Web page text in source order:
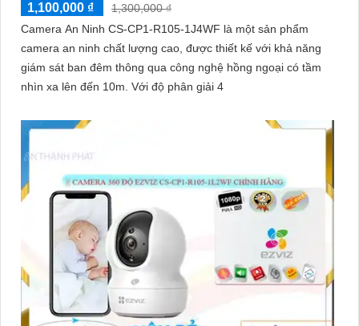
1,100,000 ₫
1,300,000 ₫
Camera An Ninh CS-CP1-R105-1J4WF là một sản phẩm
camera an ninh chất lượng cao, được thiết kế với khả năng
giám sát ban đêm thông qua công nghệ hồng ngoại có tầm
nhìn xa lên đến 10m. Với độ phân giải 4